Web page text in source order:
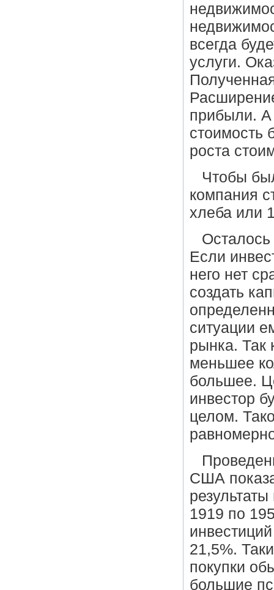
всегда
услуги.
прибыли. А
стоимость
роста
Чтобы
компания
хлеба или
Если
него нет
создать
ситуации
рынка. Так
меньшее
большее.
инвестор
целом.
США
1919 по
21,5%.
покупки
большие